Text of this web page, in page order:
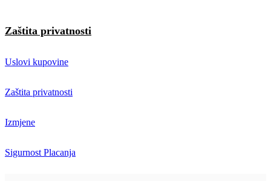
Zaštita privatnosti
Uslovi kupovine
Zaštita privatnosti
Izmjene
Sigurnost Placanja